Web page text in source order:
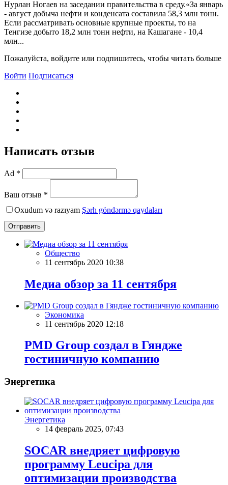
Нурлан Ногаев на заседании правительства в среду.«За январь
- август добыча нефти и конденсата составила 58,3 млн тонн.
Если рассматривать основные крупные проекты, то на
Тенгизе добыто 18,2 млн тонн нефти, на Кашагане - 10,4
млн...
Пожалуйста, войдите или подпишитесь, чтобы читать больше
Войти Подписаться
Написать отзыв
Ad *
Ваш отзыв *
Oxudum və razıyam Şərh göndərmə qaydaları
Отправить
Общество
11 сентябрь 2020 10:38
Meдиа обзор за 11 сентября
Экономика
11 сентябрь 2020 12:18
PMD Group создал в Гяндже
гостиничную компанию
Энергетика
Энергетика
14 февраль 2025, 07:43
SOCAR внедряет цифровую
программу Leucipa для
оптимизации производства